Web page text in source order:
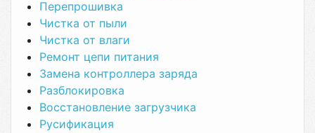
Перепрошивка
Чистка от пыли
Чистка от влаги
Ремонт цепи питания
Замена контроллера заряда
Разблокировка
Восстановление загрузчика
Русификация